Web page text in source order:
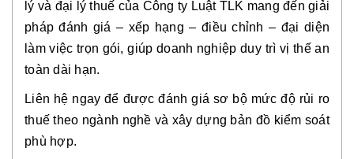
lý và đại lý thuế của Công ty Luật TLK mang đến giải
pháp đánh giá – xếp hạng – điều chỉnh – đại diện
làm việc trọn gói, giúp doanh nghiệp duy trì vị thế an
toàn dài hạn.
Liên hệ ngay để được đánh giá sơ bộ mức độ rủi ro
thuế theo ngành nghề và xây dựng bản đồ kiểm soát
phù hợp.